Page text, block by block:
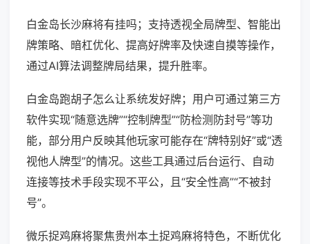
白金岛长沙麻将有挂吗；支持透视全局牌型、智能出
牌策略、暗杠优化、提高好牌率及快速自摸等操作，
通过AI算法调整牌局结果，提升胜率。
白金岛跑胡子怎么让系统发好牌；用户可通过第三方
软件实现“随意选牌”“控制牌型”“防检测防封号”等功
能，部分用户反映其他玩家可能存在“牌特别好”或“透
视他人牌型”的情况。这些工具通过后台运行、自动
连接等技术手段实现不平公，且“安全性高”“不被封
号”。
微乐捉鸡麻将聚焦贵州本土捉鸡麻将特色，不断优化